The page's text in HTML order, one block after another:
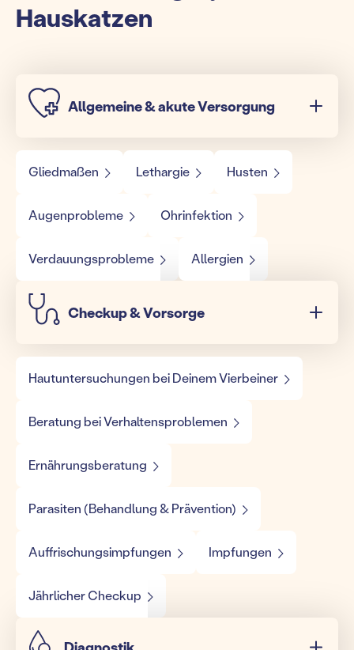
Hauskatzen
Allgemeine & akute Versorgung
Gliedmaßen Lethargie Husten
Augenprobleme Ohrinfektion
Verdauungsprobleme Allergien
Checkup & Vorsorge
Hautuntersuchungen bei Deinem Vierbeiner
Beratung bei Verhaltensproblemen
Ernährungsberatung
Parasiten (Behandlung & Prävention)
Auffrischungsimpfungen Impfungen
Jährlicher Checkup